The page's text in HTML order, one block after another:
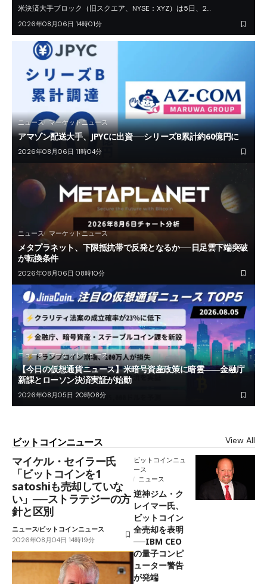
米決済大手ブロック（旧スクエア、NYSE：XYZ）は5日、2…
2026年08月06日 14時01分
ニュース マーケットニュース
アマゾン配送大手、JPYCに出資──シリーズB累計約60億円に
2026年08月06日 11時04分
ニュース マーケットニュース
メタプラネット、下限抵抗帯で反発となるか──日足雲下端突破
が転換条件
2026年08月06日 08時10分
ニュース マーケットニュース
【今日の仮想通貨ニュース】米暗号資産政策に暗雲――金融庁
新課とローソン決済実証が始動
2026年08月05日 20時08分
ビットコインニュース View All
マイケル・セイラー氏
「ビットコインを1
satoshiも売却していな
い」──ストラテジーの方
針と区別
ニュースビットコインニュース
2026年08月04日 14時19分
ビットコインニュ
ース
ニュース
逆神ジム・ク
レイマー氏、
ビットコイン
全売却を表明
──IBM CEO
の量子コンピ
ューター警告
が発端